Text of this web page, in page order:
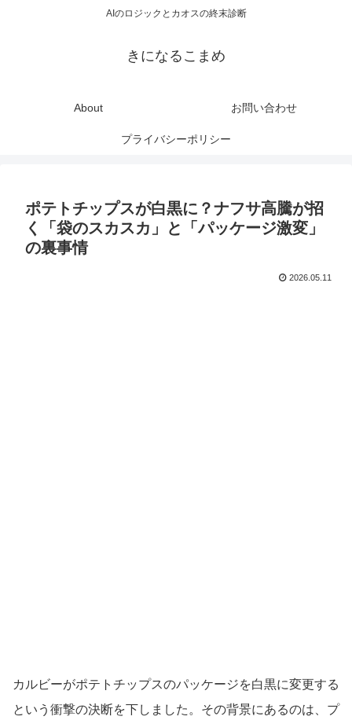
AIのロジックとカオスの終末診断
きになるこまめ
About お問い合わせ
プライバシーポリシー
ポテトチップスが白黒に？ナフサ高騰が招
く「袋のスカスカ」と「パッケージ激変」
の裏事情
2026.05.11
カルビーがポテトチップスのパッケージを白黒に変更する
という衝撃の決断を下しました。その背景にあるのは、プ